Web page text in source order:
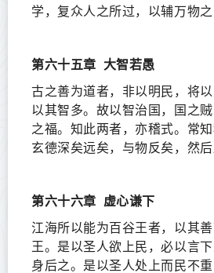
学，复众人之所过，以辅万物之
第六十五章
大智若愚
古之善为道者，非以明民，将以
以其智多。故以智治国，国之
之福。知此两者，亦稽式。常知
玄德深矣远矣，与物反矣，然后
第六十六章
虚心谦下
江海所以能为百谷王者，以其
王。是以圣人欲上民，必以言
身后之。是以圣人处上而民不重